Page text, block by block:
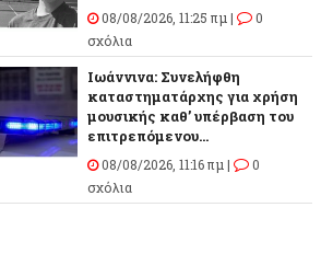
08/08/2026, 11:25 πμ |
0
σχόλια
Ιωάννινα: Συνελήφθη
καταστηματάρχης για χρήση
μουσικής καθ’ υπέρβαση του
επιτρεπόμενου...
08/08/2026, 11:16 πμ |
0
σχόλια